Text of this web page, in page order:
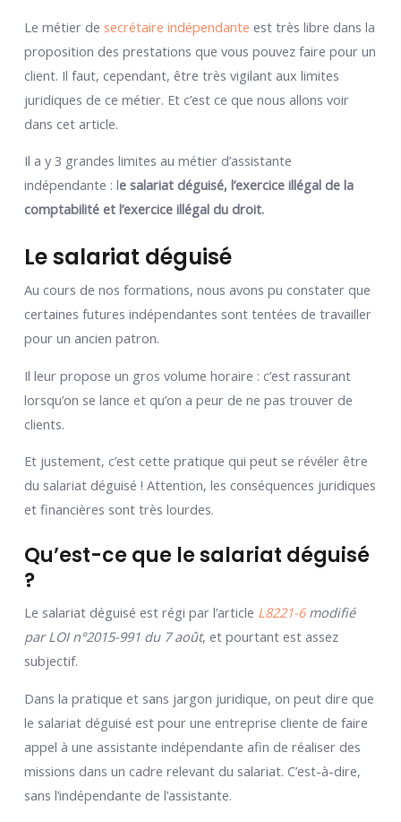
Le métier de secrétaire indépendante est très libre dans la
proposition des prestations que vous pouvez faire pour un
client. Il faut, cependant, être très vigilant aux limites
juridiques de ce métier. Et c’est ce que nous allons voir
dans cet article.
Il a y 3 grandes limites au métier d’assistante
indépendante : le salariat déguisé, l’exercice illégal de la
comptabilité et l’exercice illégal du droit.
Le salariat déguisé
Au cours de nos formations, nous avons pu constater que
certaines futures indépendantes sont tentées de travailler
pour un ancien patron.
Il leur propose un gros volume horaire : c’est rassurant
lorsqu’on se lance et qu’on a peur de ne pas trouver de
clients.
Et justement, c’est cette pratique qui peut se révéler être
du salariat déguisé ! Attention, les conséquences juridiques
et financières sont très lourdes.
Qu’est-ce que le salariat déguisé
?
Le salariat déguisé est régi par l’article L8221-6modifié
par LOI n°2015-991 du 7 août, et pourtant est assez
subjectif.
Dans la pratique et sans jargon juridique, on peut dire que
le salariat déguisé est pour une entreprise cliente de faire
appel à une assistante indépendante afin de réaliser des
missions dans un cadre relevant du salariat. C’est-à-dire,
sans l’indépendante de l’assistante.